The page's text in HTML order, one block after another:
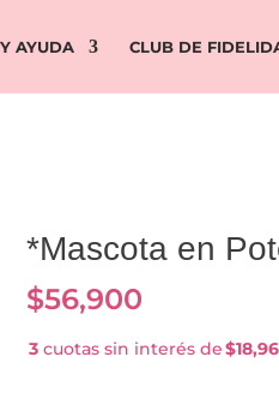
AYUDA CLUB DE
*Mascota en
$56,900
3cuotas sin interés de